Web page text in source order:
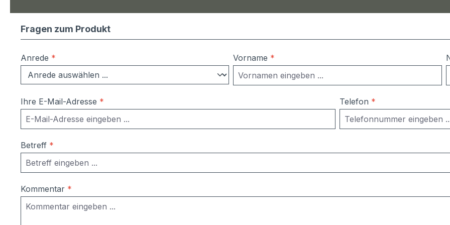
Fragen zum Produkt
Anrede * Vorname *
Ihre E-Mail-Adresse * Telefon *
Betreff *
Kommentar *